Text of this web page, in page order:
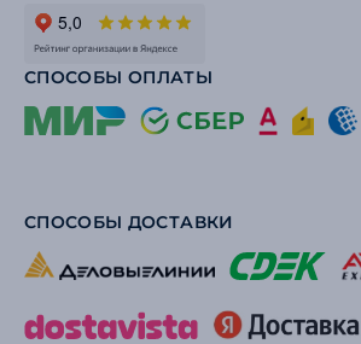
СПОСОБЫ ОПЛАТЫ
СПОСОБЫ ДОСТАВКИ